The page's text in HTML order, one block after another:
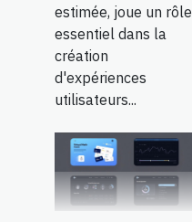
estimée, joue un rôle
essentiel dans la
création
d'expériences
utilisateurs...